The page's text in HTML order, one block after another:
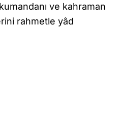
ve kahraman
rahmetle yâd